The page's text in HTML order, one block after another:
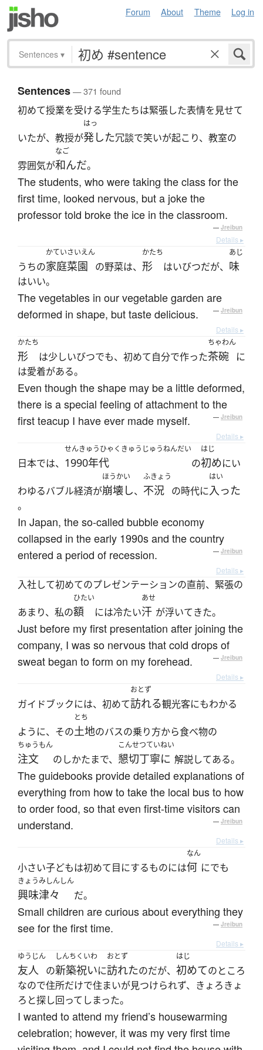
Forum About Theme Log in
Sentences ▾
Sentences— 371 found
初めて授業を受ける学生たちは緊張した表情を見せて
いたが、教授が
はっ
発した冗談で笑いが起こり、教室の
雰囲気が
なご
和んだ。
The students, who were taking the class for the
first time, looked nervous, but a joke the
professor told broke the ice in the classroom.
— Jreibun
Details ▸
うちの
かていさいえん
家庭菜園 の野菜は、
かたち
形 はいびつだが、
あじ
味
はいい。
The vegetables in our vegetable garden are
deformed in shape, but taste delicious.
— Jreibun
Details ▸
かたち
形 は少しいびつでも、初めて自分で作った
ちゃわん
茶碗
に
は愛着がある。
Even though the shape may be a little deformed,
there is a special feeling of attachment to the
first teacup I have ever made myself.
— Jreibun
Details ▸
日本では、
せんきゅうひゃくきゅうじゅうねんだい
1990年代 の
はじ
初めにい
わゆるバブル経済が
ほうかい
崩壊し、
ふきょう
不況 の時代に
はい
入った
。
In Japan, the so-called bubble economy
collapsed in the early 1990s and the country
entered a period of recession.
— Jreibun
Details ▸
入社して初めてのプレゼンテーションの直前、緊張の
あまり、私の
ひたい
額 には冷たい
あせ
汗 が浮いてきた。
Just before my first presentation after joining the
company, I was so nervous that cold drops of
sweat began to form on my forehead.
— Jreibun
Details ▸
ガイドブックには、初めて
おとず
訪れる観光客にもわかる
ように、その
とち
土地のバスの乗り方から食べ物の
ちゅうもん
注文 のしかたまで、
こんせつていねい
懇切丁寧に 解説してある。
The guidebooks provide detailed explanations of
everything from how to take the local bus to how
to order food, so that even first-time visitors can
understand.
— Jreibun
Details ▸
小さい子どもは初めて目にするものには
なん
何 にでも
きょうみしんしん
興味津々 だ。
Small children are curious about everything they
see for the first time.
— Jreibun
Details ▸
ゆうじん
友人 の
しんちくいわ
新築祝いに
おとず
訪れたのだが、
はじ
初めてのところ
なので住所だけで住まいが見つけられず、きょろきょ
ろと探し回ってしまった。
I wanted to attend my friend’s housewarming
celebration; however, it was my very first time